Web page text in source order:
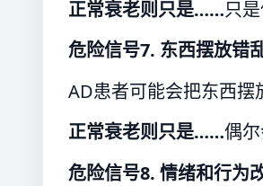
正常衰老则只是……只
危险信号7. 东西摆放错
AD患者可能会把东西摆
正常衰老则只是……偶
危险信号8. 情绪和行为